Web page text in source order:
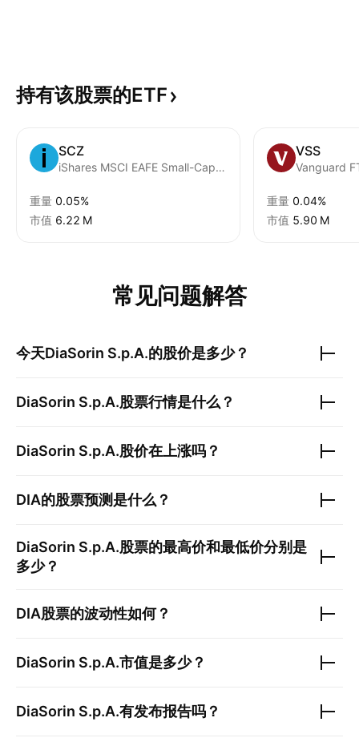
持有该股票的ETF
SCZ
iShares MSCI EAFE Small-Cap ETF
重量 0.05%
市值 ‪6.22 M‬
VSS
重量 0.04%
市值 ‪5.90 M‬
常见问题解答
今天DiaSorin S.p.A.的股价是多少？
DiaSorin S.p.A.股票行情是什么？
DiaSorin S.p.A.股价在上涨吗？
DIA的股票预测是什么？
DiaSorin S.p.A.股票的最高价和最低价分别是
多少？
DIA股票的波动性如何？
DiaSorin S.p.A.市值是多少？
DiaSorin S.p.A.有发布报告吗？